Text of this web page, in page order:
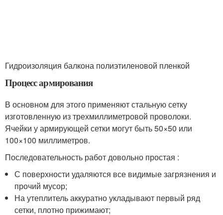
Гидроизоляция балкона полиэтиленовой пленкой
Процесс армирования
В основном для этого применяют стальную сетку
изготовленную из трехмиллиметровой проволоки.
Ячейки у армирующей сетки могут быть 50×50 или
100×100 миллиметров.
Последовательность работ довольно простая :
С поверхности удаляются все видимые загрязнения и
прочий мусор;
На утеплитель аккуратно укладывают первый ряд
сетки, плотно прижимают;